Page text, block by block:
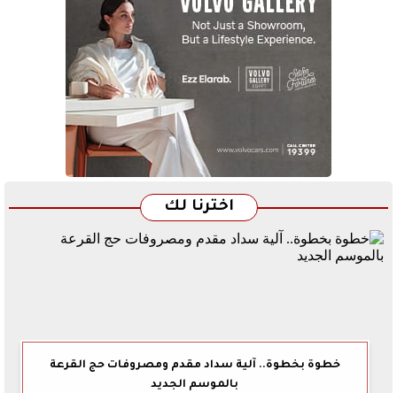
اخترنا لك
خطوة بخطوة.. آلية سداد مقدم ومصروفات حج القرعة
بالموسم الجديد